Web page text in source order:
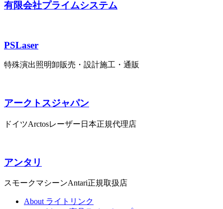
有限会社プライムシステム
PSLaser
特殊演出照明卸販売・設計施工・通販
アークトスジャパン
ドイツArctosレーザー日本正規代理店
アンタリ
スモークマシーンAntari正規取扱店
About ライトリンク